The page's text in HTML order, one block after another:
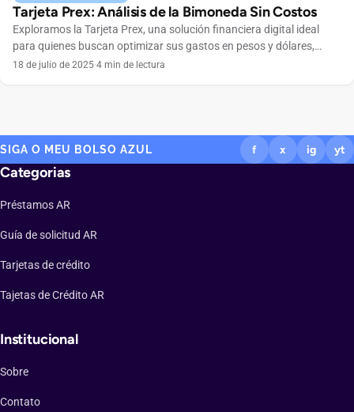
Tarjeta Prex: Análisis de la Bimoneda Sin Costos
Exploramos la Tarjeta Prex, una solución financiera digital ideal
para quienes buscan optimizar sus gastos en pesos y dólares,
especialmente jóvenes y viajeros. Conoce cómo esta tarjeta
18 de julio de 2025·4 min de lectura
SIGA O MEU BOLSO AZUL f x ig yt
Categorias
Préstamos AR
Guía de solicitud AR
Tarjetas de crédito
Tajetas de Crédito AR
Institucional
Sobre
Contato